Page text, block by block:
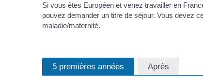
Si vous êtes Européen et venez travailler en
pouvez demander un titre de séjour. Vous devez
maladie/maternité.
5 premières années Après